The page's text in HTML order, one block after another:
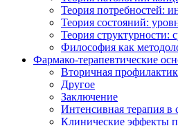
Теория потребностей:
Теория состояний:
Теория структурности:
Философия как
Фармако-терапевтические
Вторичная
Другое
Заключение
Интенсивная терапия в
Клинические эффекты